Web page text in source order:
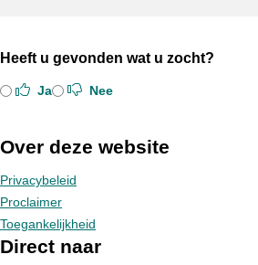
Heeft u gevonden wat u zocht?
Ja Nee
Over deze website
Privacybeleid
Proclaimer
Toegankelijkheid
Direct naar